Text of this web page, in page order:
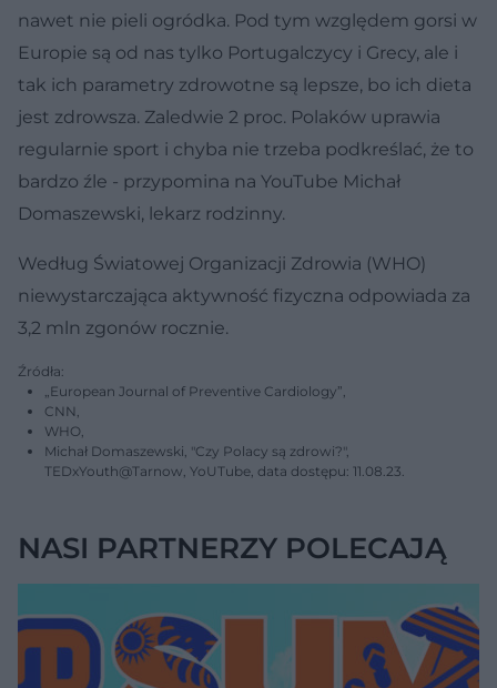
nawet nie pieli ogródka. Pod tym względem gorsi w
Europie są od nas tylko Portugalczycy i Grecy, ale i
tak ich parametry zdrowotne są lepsze, bo ich dieta
jest zdrowsza. Zaledwie 2 proc. Polaków uprawia
regularnie sport i chyba nie trzeba podkreślać, że to
bardzo źle - przypomina na YouTube Michał
Domaszewski, lekarz rodzinny.
Według Światowej Organizacji Zdrowia (WHO)
niewystarczająca aktywność fizyczna odpowiada za
3,2 mln zgonów rocznie.
Źródła:
„European Journal of Preventive Cardiology”,
CNN,
WHO,
Michał Domaszewski, "Czy Polacy są zdrowi?",
TEDxYouth@Tarnow, YoUTube, data dostępu: 11.08.23.
NASI PARTNERZY POLECAJĄ